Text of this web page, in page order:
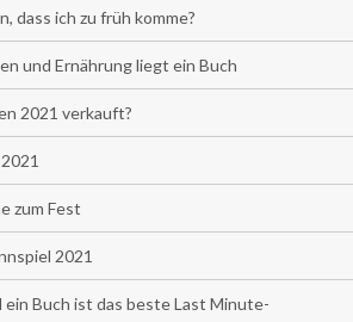
dass ich zu früh komme?
und Ernährung liegt ein Buch
2021 verkauft?
zum Fest
2021
Buch ist das beste Last Minute-